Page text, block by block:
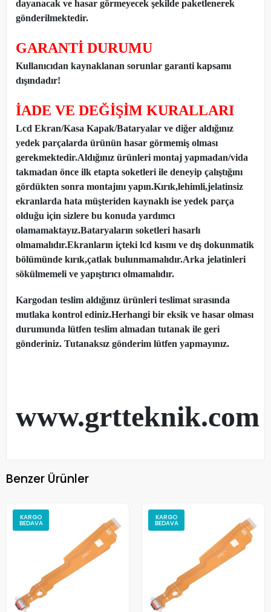
dayanacak ve hasar görmeyecek şekilde paketlenerek
gönderilmektedir.
GARANTİ DURUMU
Kullanıcıdan kaynaklanan sorunlar garanti kapsamı
dışındadır!
İADE VE DEĞİŞİM KURALLARI
Lcd Ekran/Kasa Kapak/Bataryalar ve diğer aldığınız
yedek parçalarda ürünün hasar görmemiş olması
gerekmektedir.Aldığınız ürünleri montaj yapmadan/vida
takmadan önce ilk etapta soketleri ile deneyip çalıştığını
gördükten sonra montajını yapın.Kırık,lehimli,jelatinsiz
ekranlarda hata müşteriden kaynaklı ise yedek parça
olduğu için sizlere bu konuda yardımcı
olamamaktayız.Bataryaların soketleri hasarlı
olmamalıdır.Ekranların içteki lcd kısmı ve dış dokunmatik
bölümünde kırık,çatlak bulunmamalıdır.Arka jelatinleri
sökülmemeli ve yapıştırıcı olmamalıdır.
Kargodan teslim aldığınız ürünleri teslimat sırasında
mutlaka kontrol ediniz.Herhangi bir eksik ve hasar olması
durumunda lütfen teslim almadan tutanak ile geri
gönderiniz. Tutanaksız gönderim lütfen yapmayınız.
www.grtteknik.com
Benzer Ürünler
KARGO
BEDAVA
KARGO
BEDAVA